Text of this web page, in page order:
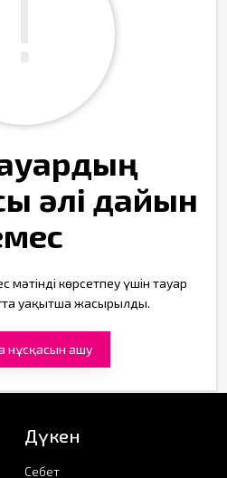
әлі дайын
көрсетпеу үшін тауар
уақытша жасырылды.
нұсқасын ашу
Дүкен
Себет